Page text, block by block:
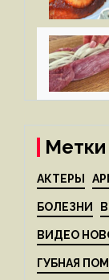
Метки
АКТЕРЫ
БОЛЕЗНИ
ВИДЕО
ГУБНАЯ